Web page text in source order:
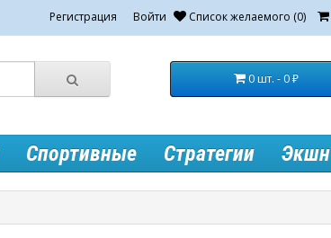
Регистрация Войти Список желаемого (0)
0 шт. - 0 ₽
Спортивные Стратегии Экшн